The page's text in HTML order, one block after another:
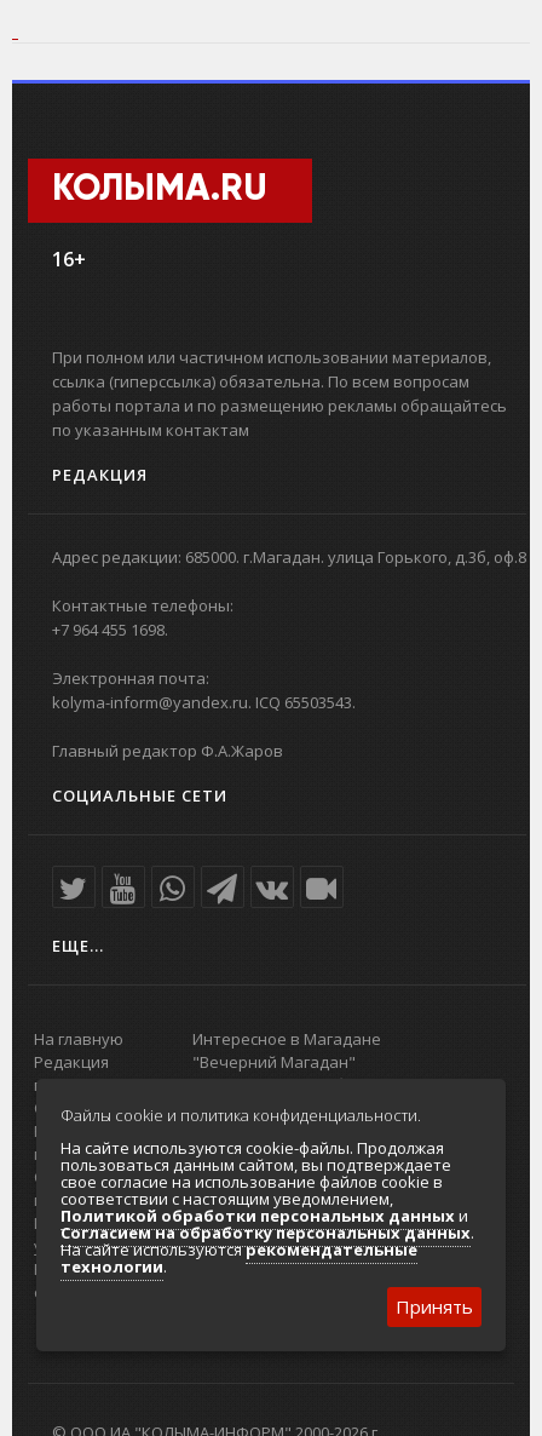
КОЛЫМА.RU
16+
При полном или частичном использовании материалов,
ссылка (гиперссылка) обязательна. По всем вопросам
работы портала и по размещению рекламы обращайтесь
по указанным контактам
РЕДАКЦИЯ
Адрес редакции: 685000. г.Магадан. улица Горького, д.3б, оф.8
Контактные телефоны:
+7 964 455 1698.
Электронная почта:
kolyma-inform@yandex.ru. ICQ 65503543.
Главный редактор Ф.А.Жаров
СОЦИАЛЬНЫЕ СЕТИ
ЕЩЕ...
На главную
Редакция
портала
О проекте
Реклама на
портале
Отзывы и
предложения
Интернет-
услуги
Разработка
сайтов
Интересное в Магадане
"Вечерний Магадан"
Городская доска объявлений
Реклама
Главный туристический портал
Колымы
Политика в отношении обработки
персональных данных
Согласие на обработку персональных
данных
Файлы cookie и политика конфиденциальности.
На сайте используются cookie-файлы. Продолжая
пользоваться данным сайтом, вы подтверждаете
свое согласие на использование файлов cookie в
соответствии с настоящим уведомлением,
Политикой обработки персональных данныхи
Согласием на обработку персональных данных.
На сайте используютсярекомендательные
технологии.
Принять